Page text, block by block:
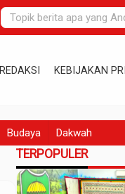
REDAKSI KEBIJAKAN
Budaya Dakwah
TERPOPULER